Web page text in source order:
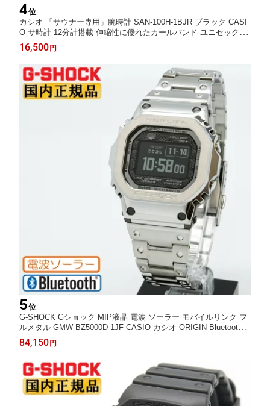
4位
カシオ 「サウナー専用」腕時計 SAN-100H-1BJR ブラック CASI
O サ時計 12分計搭載 伸縮性に優れたカールバンド ユニセックス
（SAN100H1BJR）
16,500円
5位
G-SHOCK Gショック MIP液晶 電波 ソーラー モバイルリンク フ
ルメタル GMW-BZ5000D-1JF CASIO カシオ ORIGIN Bluetooth
スクリューバック シルバー 銀色 メンズ 腕時計 日本製 Made in J
APAN （GMWBZ5000D1JF） [在庫あり]
84,150円